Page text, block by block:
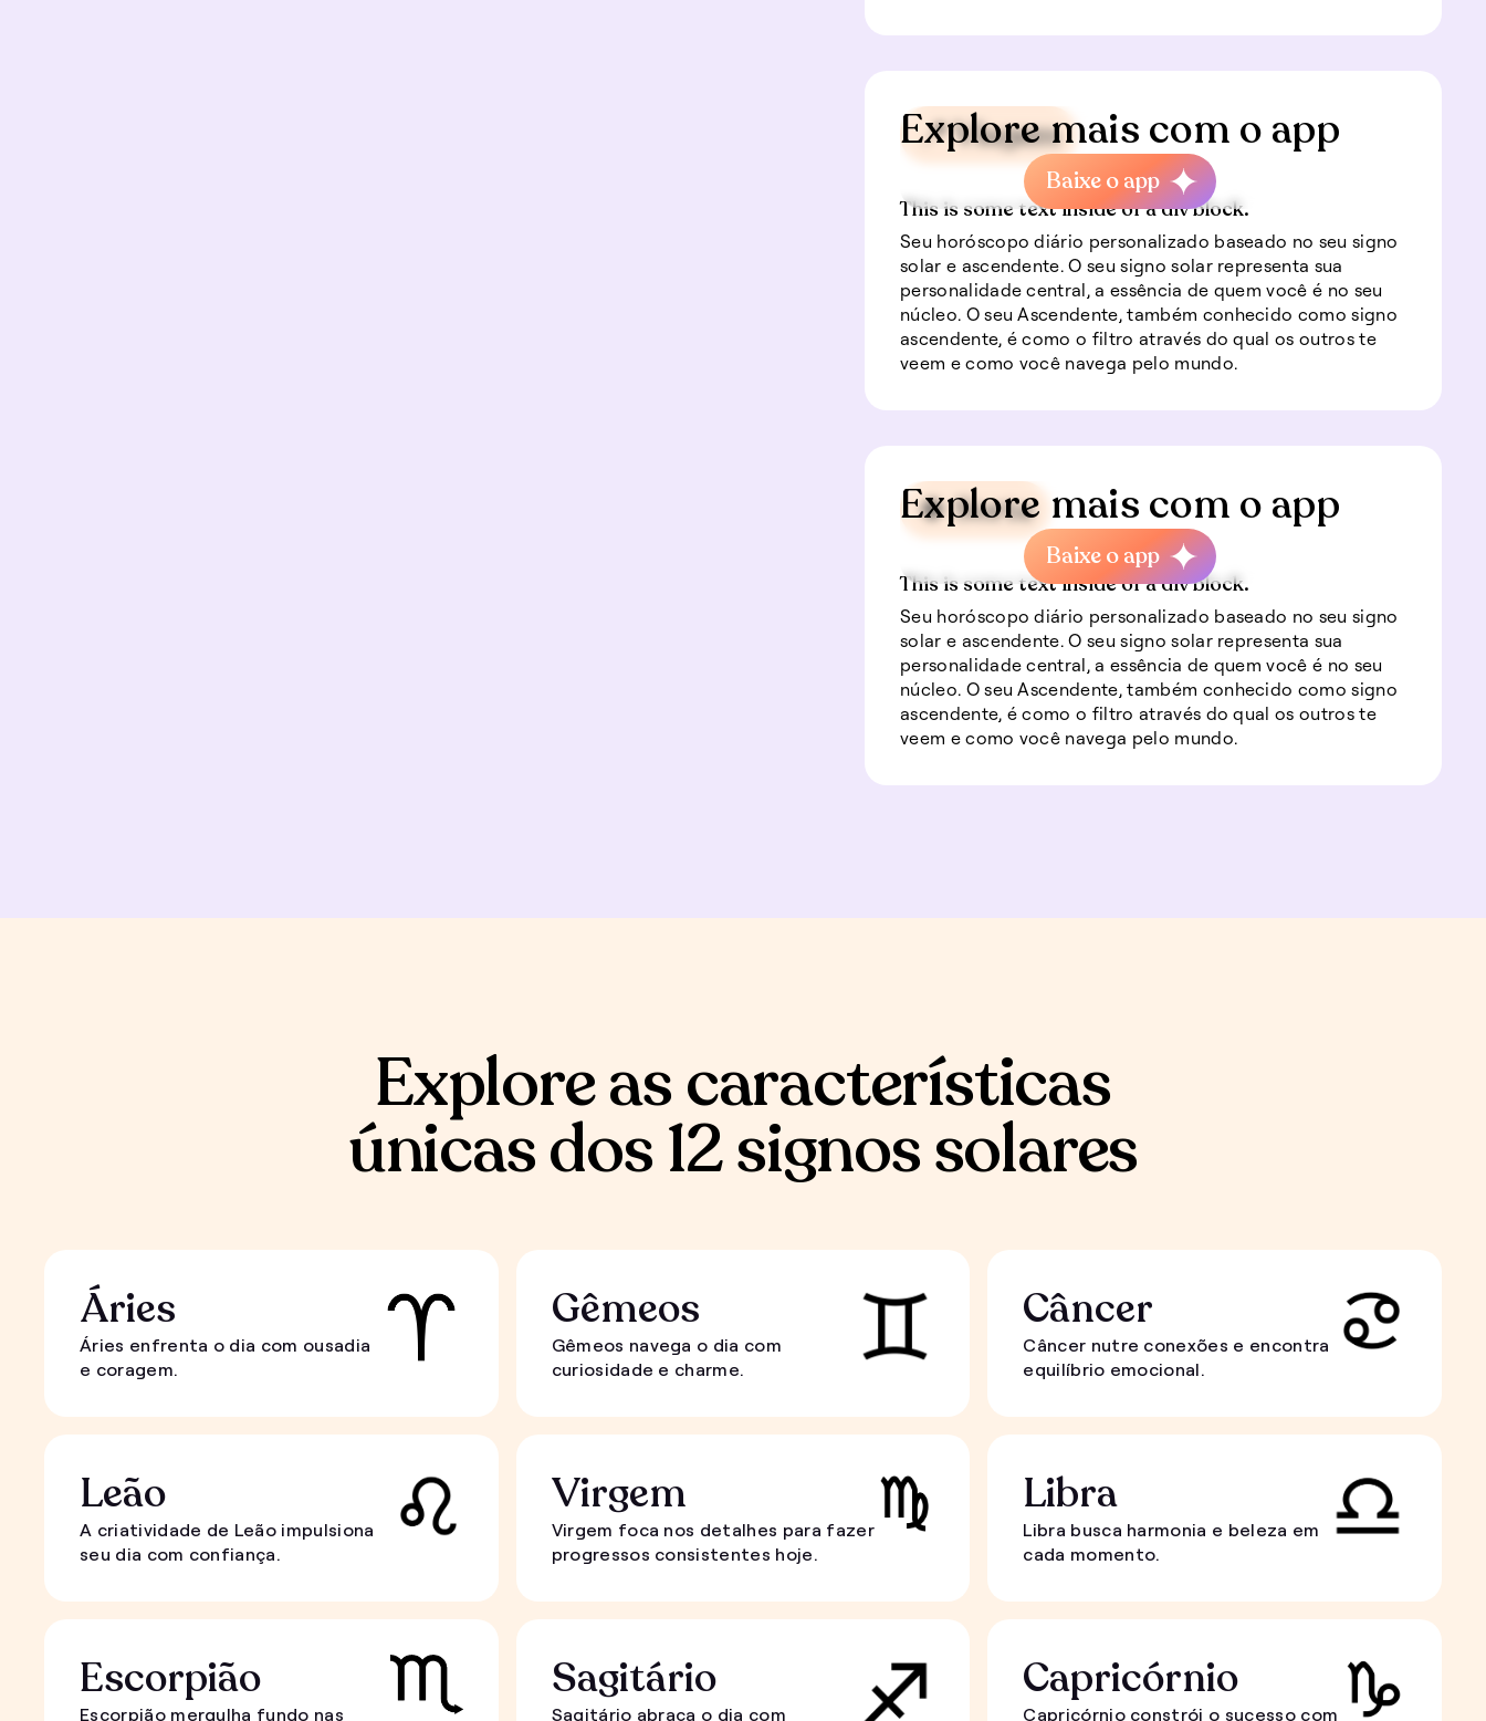
📍 Viagem
This is some text inside of a div block.
Seu horóscopo diário personalizado baseado no seu signo
solar e ascendente. O seu signo solar representa sua
personalidade central, a essência de quem você é no seu
núcleo. O seu Ascendente, também conhecido como signo
ascendente, é como o filtro através do qual os outros te
veem e como você navega pelo mundo.
Explore mais com o app
Baixe o app
🍀 Sorte
This is some text inside of a div block.
Seu horóscopo diário personalizado baseado no seu signo
solar e ascendente. O seu signo solar representa sua
personalidade central, a essência de quem você é no seu
núcleo. O seu Ascendente, também conhecido como signo
ascendente, é como o filtro através do qual os outros te
veem e como você navega pelo mundo.
Explore mais com o app
Baixe o app
Explore as características
únicas dos 12 signos solares
Áries
Áries enfrenta o dia com ousadia
e coragem.
Gêmeos
Gêmeos navega o dia com
curiosidade e charme.
Câncer
Câncer nutre conexões e encontra
equilíbrio emocional.
Leão
A criatividade de Leão impulsiona
seu dia com confiança.
Virgem
Virgem foca nos detalhes para fazer
progressos consistentes hoje.
Libra
Libra busca harmonia e beleza em
cada momento.
Escorpião
Escorpião mergulha fundo nas
Sagitário
Sagitário abraça o dia com
Capricórnio
Capricórnio constrói o sucesso com